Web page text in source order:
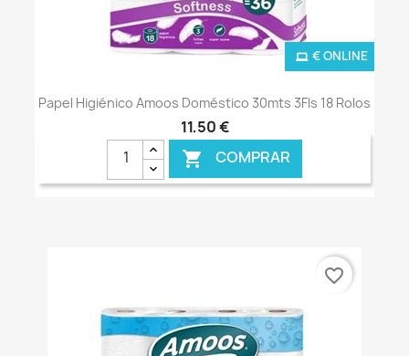
Papel Higiénico Amoos Doméstico 30mts 3Fls 18 Rolos
11,50 €
 COMPRAR
€ ONLINE
favorite_border